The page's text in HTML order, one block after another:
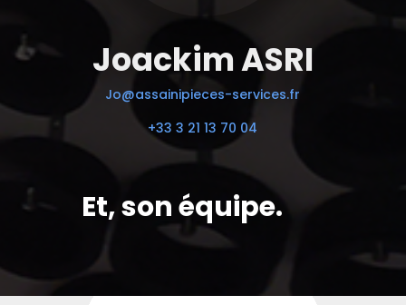
Joackim ASRI
Jo@assainipieces-services.fr
+33 3 21 13 70 04
Et, son équipe.